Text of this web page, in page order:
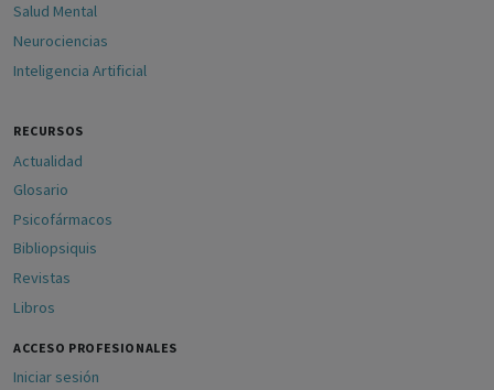
Salud Mental
Neurociencias
Inteligencia Artificial
RECURSOS
Actualidad
Glosario
Psicofármacos
Bibliopsiquis
Revistas
Libros
ACCESO PROFESIONALES
Iniciar sesión